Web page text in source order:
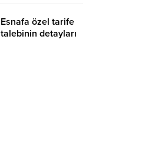
Esnafa özel tarife
talebinin detayları